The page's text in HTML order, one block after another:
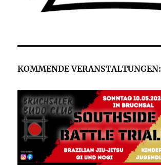
KOMMENDE VERANSTALTUNGEN: